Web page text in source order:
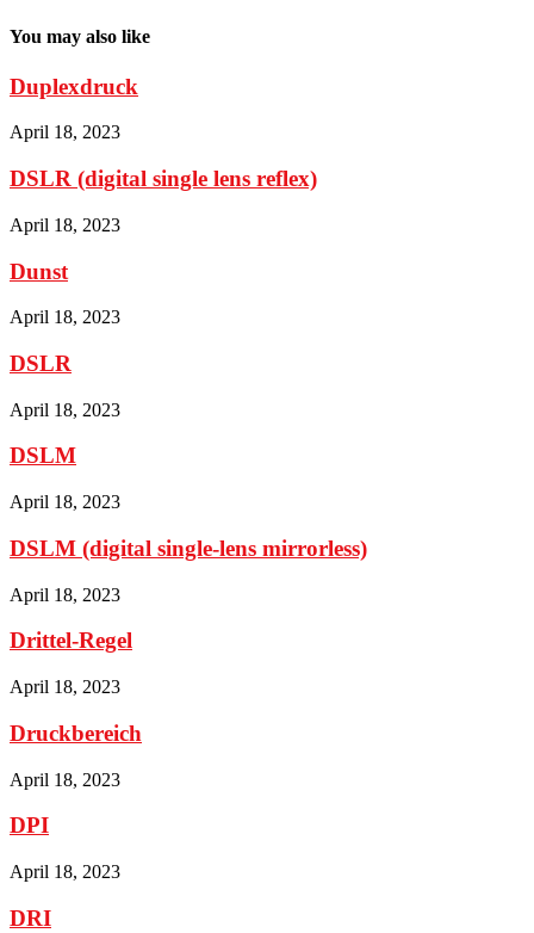
You may also like
Duplexdruck
April 18, 2023
DSLR (digital single lens reflex)
April 18, 2023
Dunst
April 18, 2023
DSLR
April 18, 2023
DSLM
April 18, 2023
DSLM (digital single-lens mirrorless)
April 18, 2023
Drittel-Regel
April 18, 2023
Druckbereich
April 18, 2023
DPI
April 18, 2023
DRI